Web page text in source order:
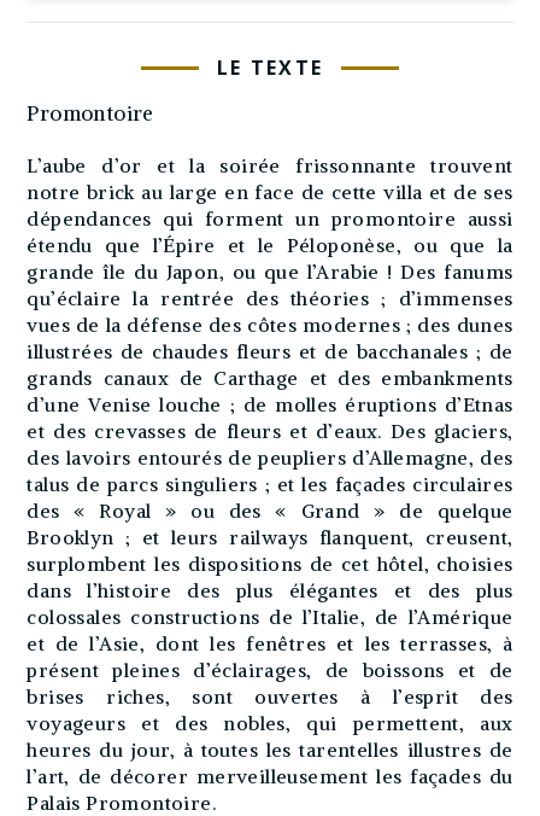
LE TEXTE
Promontoire
L’aube d’or et la soirée frissonnante trouvent
notre brick au large en face de cette villa et de ses
dépendances qui forment un promontoire aussi
étendu que l’Épire et le Péloponèse, ou que la
grande île du Japon, ou que l’Arabie ! Des fanums
qu’éclaire la rentrée des théories ; d’immenses
vues de la défense des côtes modernes ; des dunes
illustrées de chaudes fleurs et de bacchanales ; de
grands canaux de Carthage et des embankments
d’une Venise louche ; de molles éruptions d’Etnas
et des crevasses de fleurs et d’eaux. Des glaciers,
des lavoirs entourés de peupliers d’Allemagne, des
talus de parcs singuliers ; et les façades circulaires
des « Royal » ou des « Grand » de quelque
Brooklyn ; et leurs railways flanquent, creusent,
surplombent les dispositions de cet hôtel, choisies
dans l’histoire des plus élégantes et des plus
colossales constructions de l’Italie, de l’Amérique
et de l’Asie, dont les fenêtres et les terrasses, à
présent pleines d’éclairages, de boissons et de
brises riches, sont ouvertes à l’esprit des
voyageurs et des nobles, qui permettent, aux
heures du jour, à toutes les tarentelles illustres de
l’art, de décorer merveilleusement les façades du
Palais Promontoire.